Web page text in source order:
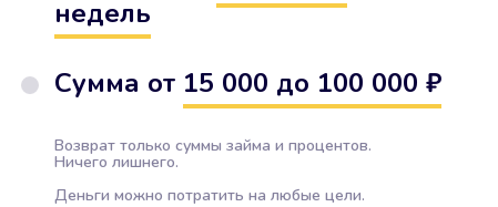
недель
Сумма от 15 000 до 100 000 ₽
Возврат только суммы займа и процентов.
Ничего лишнего.
Деньги можно потратить на любые цели.